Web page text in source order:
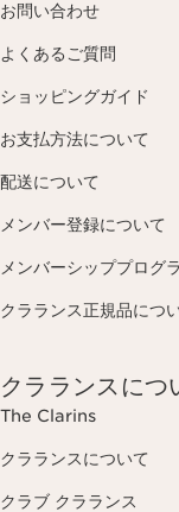
お問い合わせ
よくあるご質問
ショッピングガイド
お支払方法について
配送について
メンバー登録について
メンバーシッププログ
クラランス正規品につ
クラランスにつ
The Clarins
クラランスについて
クラブ クラランス